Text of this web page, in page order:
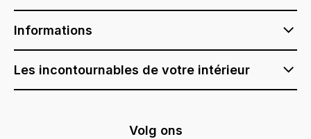
Informations
Les incontournables de votre intérieur
Volg ons